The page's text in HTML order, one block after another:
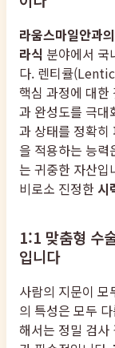
라움스마일안과
라식 분야에서 국
다. 렌티큘
핵심 과정에 대한
과 완성도를 극대
과 상태를 정확히
을 적용하는 능력
는 귀중한 자산입
비로소 진정한시
1:1 맞춤형 수
입니다
사람의 지문이 모
의 특성은 모두
해서는 정밀 검사